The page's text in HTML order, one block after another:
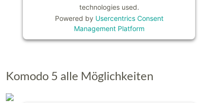
technologies used.
Powered by Usercentrics Consent
Management Platform
Komodo 5 alle Möglichkeiten